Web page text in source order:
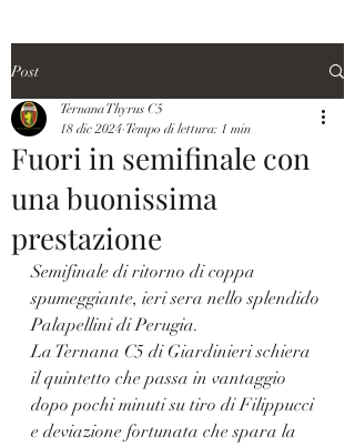
Post
Fuori in semifinale con
una buonissima
prestazione
Ternana Thyrus C5
18 dic 2024 Tempo di lettura: 1 min
Semifinale di ritorno di coppa
spumeggiante, ieri sera nello splendido
Palapellini di Perugia.
La Ternana C5 di Giardinieri schiera
il quintetto che passa in vantaggio
dopo pochi minuti su tiro di Filippucci
e deviazione fortunata che spara la